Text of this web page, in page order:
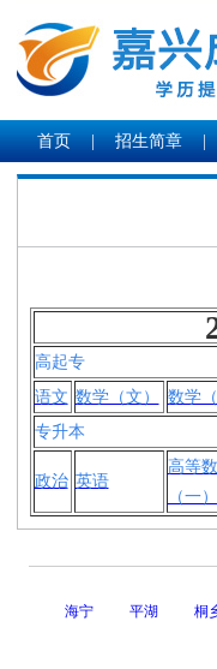
首页 招生简章
高起专
语文 数学（文） 数学（
专升本
政治 英语
高等
（一）
海宁 平湖 桐